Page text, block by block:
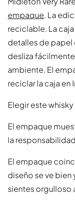
empaque. La
reciclable. La
detalles de papel
desliza
ambiente. El
reciclar la caja en
Elegir este
El empaque
la
El empaque
diseño se ve bien
sientes orgulloso